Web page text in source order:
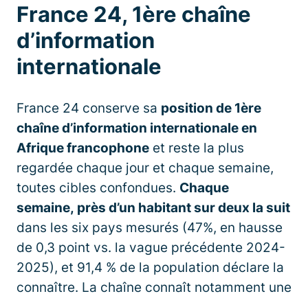
France 24, 1ère chaîne
d’information
internationale
France 24 conserve sa position de 1ère
chaîned’information internationale en
Afrique francophone et reste la plus
regardée chaque jour et chaque semaine,
toutes cibles confondues. Chaque
semaine, près d’un habitant sur deux la suit
dans les six pays mesurés (47%, en hausse
de 0,3 point vs. la vague précédente 2024-
2025), et 91,4 % de la population déclare la
connaître. La chaîne connaît notamment une